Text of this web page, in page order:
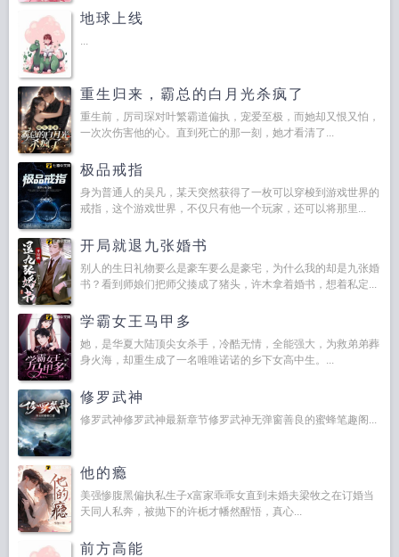
地球上线
重生归来，霸总的白月光杀疯了
重生前，厉司琛对叶繁霸道偏执，宠爱至极，而她却又恨又怕，
一次次伤害他的心。直到死亡的那一刻，她才看清了...
极品戒指
身为普通人的吴凡，某天突然获得了一枚可以穿梭到游戏世界的
戒指，这个游戏世界，不仅只有他一个玩家，还可以将那里...
开局就退九张婚书
别人的生日礼物要么是豪车要么是豪宅，为什么我的却是九张婚
书？看到师娘们把师父揍成了猪头，许木拿着婚书，想着私定...
学霸女王马甲多
她，是华夏大陆顶尖女杀手，冷酷无情，全能强大，为救弟弟葬
身火海，却重生成了一名唯唯诺诺的乡下女高中生。...
修罗武神
修罗武神修罗武神最新章节修罗武神无弹窗善良的蜜蜂笔趣阁...
他的瘾
美强惨腹黑偏执私生子x富家乖乖女直到未婚夫梁牧之在订婚当
天同人私奔，被抛下的许栀才幡然醒悟，真心...
前方高能